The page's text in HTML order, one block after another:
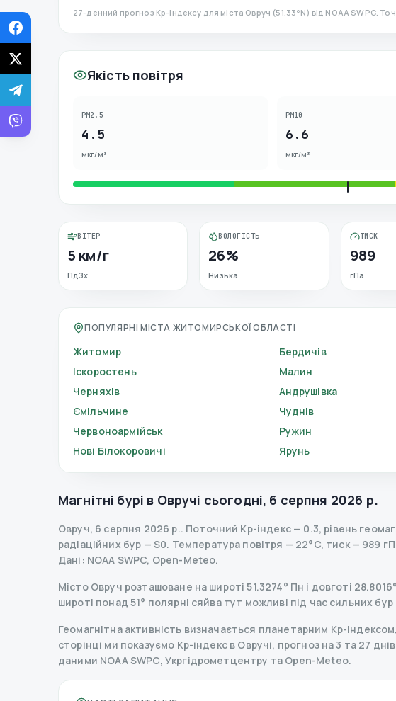
27-денний прогноз Kp-індексу для міста Овруч (51.33°N) від NOAA SWPC.
Якість повітря
PM2.5
4.5
мкг/м³
PM10
6.6
мкг/м³
ВІТЕР
5 км/г
ПдЗх
ВОЛОГІСТЬ
26%
Низька
ТИСК
989
гПа
ПОПУЛЯРНІ МІСТА ЖИТОМИРСЬКОЇ ОБЛАСТІ
Житомир Бердичів
Іскоростень
Малин
Черняхів
Андрушівка
Ємільчине
Чуднів
Червоноармійськ
Ружин
Нові Білокоровичі
Ярунь
Магнітні бурі в Овручі сьогодні, 6 серпня 2026 р.
Овруч, 6 серпня 2026 р.. Поточний Kp-індекс— 0.3, рівень
радіаційних бур — S0. Температура повітря — 22°C, тиск — 989
Дані : NOAA SWPC, Open-Meteo.
Місто Овруч розташоване на широті 51.3274° Пн і довготі
широті понад 51° полярні сяйва тут можливі під час сильних бур
Геомагнітна активність визначається планетарним Kp-
сторінці ми показуємо Kp-індекс в Овручі, прогноз на 3 та 27
даними NOAA SWPC, Укргідрометцентру та Open-Meteo.